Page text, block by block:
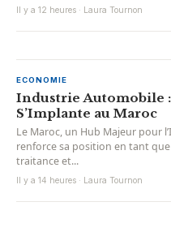
Il y a 12 heures · Laura Tournon
ECONOMIE
Industrie Automobile
S’Implante au Maroc
Le Maroc, un Hub Majeur pour
renforce sa position en tant
traitance et...
Il y a 14 heures · Laura Tournon